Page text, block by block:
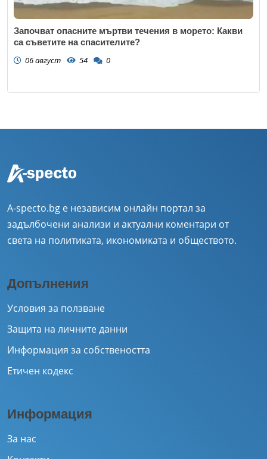
Започват опасните мъртви течения в морето: Какви
са съветите на спасителите?
06 август 54 0
A-specto.bg е независим онлайн портал за
задълбочени анализи и актуални коментари от
света на политиката, икономиката и обществото.
Допълнения
Условия за ползване
Защита на личните данни
Информация за собствеността
Етичен кодекс
Информация
За нас